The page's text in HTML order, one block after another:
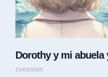
Dorothy y mi
21/03/2025